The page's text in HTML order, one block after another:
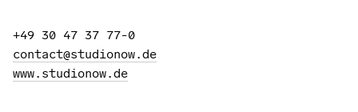
+49 30 47 37 77-0
contact@studionow.de
www.studionow.de